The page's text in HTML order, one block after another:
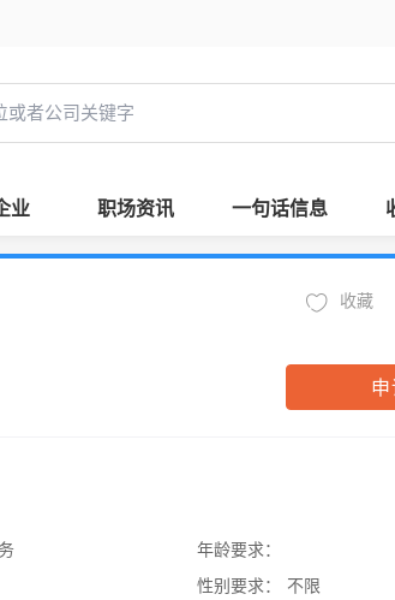
业 职场资讯 一句话信息
收藏
年龄要求：
性别要求：
不限